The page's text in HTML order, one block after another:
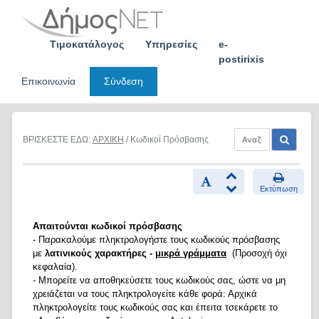
Τιμοκατάλογος Υπηρεσίες
e-
postirixis
Επικοινωνία
Σύνδεση
ΒΡΙΣΚΕΣΤΕ ΕΔΩ: ΑΡΧΙΚΗ / Κωδικοί Πρόσβασης
Εκτύπωση
Απαιτούνται κωδικοί πρόσβασης
- Παρακαλούμε πληκτρολογήστε τους κωδικούς πρόσβασης
με λατινικούς χαρακτήρες - μικρά γράμματα (Προσοχή όχι
κεφαλαία).
- Μπορείτε να αποθηκεύσετε τους κωδικούς σας, ώστε να μη
χρειάζεται να τους πληκτρολογείτε κάθε φορά: Αρχικά
πληκτρολογείτε τους κωδικούς σας και έπειτα τσεκάρετε το